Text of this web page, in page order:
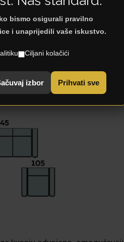
Klub garniture
bismo osigurali pravilno
i unaprijedili vaše iskustvo.
Ciljani kolačići
izbor Prihvati sve